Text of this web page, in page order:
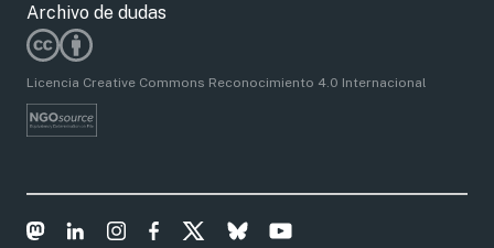
Archivo de dudas
Licencia Creative Commons Reconocimiento 4.0 Internacional